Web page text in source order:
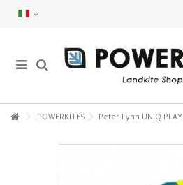
POWERKITES Peter Lynn UNIQ PLAY